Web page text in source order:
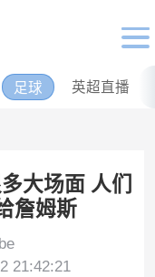
足球 英超直播
大场面 人们
詹姆斯
21:42:21